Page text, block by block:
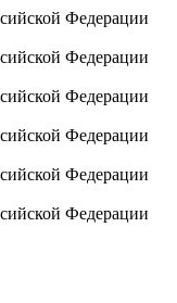
Федерации
Федерации
Федерации
Федерации
Федерации
Федерации